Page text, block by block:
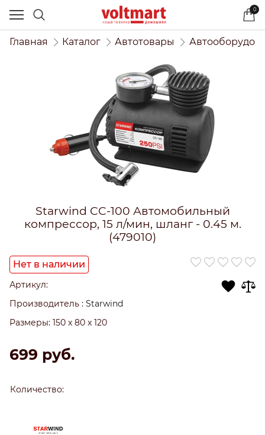
0
Главная Каталог Автотовары
Starwind CC-100 Автомобильный
компрессор, 15 л/мин, шланг - 0.45 м.
(479010)
Нет в наличии
Артикул:
Производитель : Starwind
Размеры: 150 x 80 x 120
699 руб.
Количество: